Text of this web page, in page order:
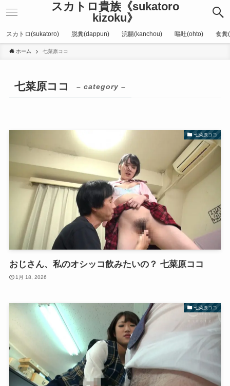
スカトロ貴族《sukatoro
kizoku》
スカトロ(sukatoro) 脱糞(dappun) 浣腸(kanchou) 嘔吐(ohto) 食糞
ホーム 七菜原ココ
七菜原ココ – category –
七菜原ココ
おじさん、私のオシッコ飲みたいの？ 七菜原ココ
1月 18, 2026
七菜原ココ